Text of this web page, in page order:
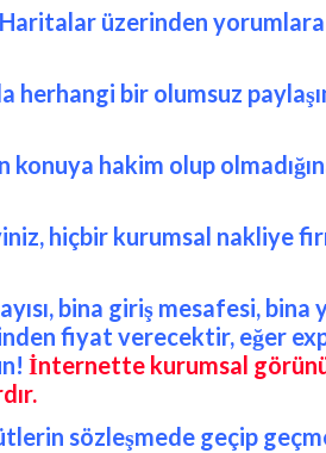
üzerinden yorumlara
bir olumsuz
hakim olup
hiçbir kurumsal nakliye
bina giriş mesafesi, bina
fiyat verecektir, eğer
İnternette kurumsal
sözleşmede geçip